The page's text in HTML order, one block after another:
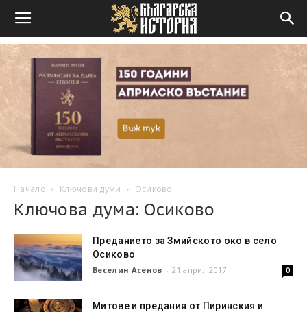
Начало Ключови думи Осиково
Ключова дума: Осиково
Преданието за Змийското око в село
Осиково
Веселин Асенов - 21 април 2017 0
Митове и предания от Пиринския и